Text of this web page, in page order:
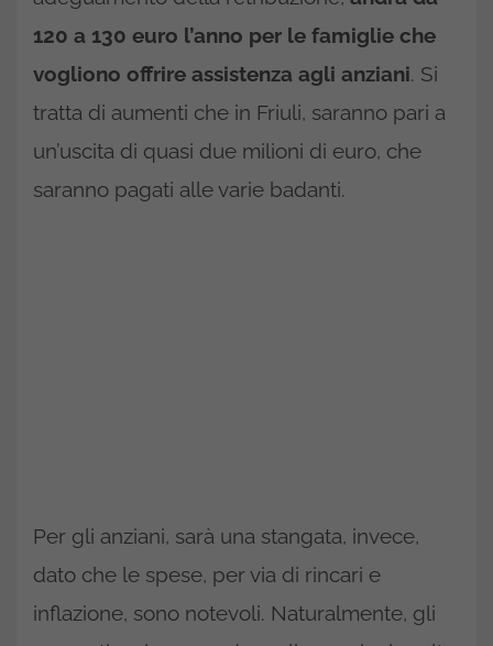
120 a 130 euro l’anno per le famiglie che
vogliono offrire assistenza agli anziani. Si
tratta di aumenti che in Friuli, saranno pari a
un’uscita di quasi due milioni di euro, che
saranno pagati alle varie badanti.
Per gli anziani, sarà una stangata, invece,
dato che le spese, per via di rincari e
inflazione, sono notevoli. Naturalmente, gli